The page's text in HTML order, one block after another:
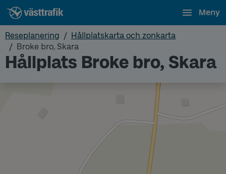
Meny
Reseplanering
Hållplatskarta och zonkarta
Broke bro, Skara
Hållplats Broke bro, Skara